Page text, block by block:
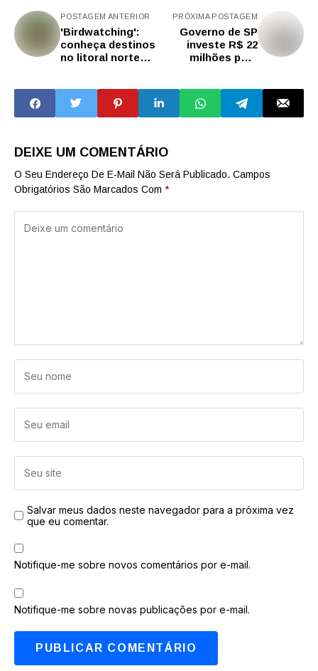
POSTAGEM ANTERIOR
'Birdwatching':
conheça destinos
no litoral norte
PRÓXIMA POSTAGEM
Governo de SP
investe R$ 22
milhões para
DEIXE UM COMENTÁRIO
O Seu Endereço De E-Mail Não Será Publicado. Campos
Obrigatórios São Marcados Com *
Salvar meus dados neste navegador para a próxima vez
que eu comentar.
Notifique-me sobre novos comentários por e-mail.
Notifique-me sobre novas publicações por e-mail.